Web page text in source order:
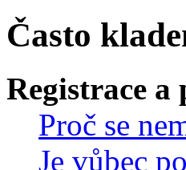
Často
Registrace a
Proč se
Je vůbec